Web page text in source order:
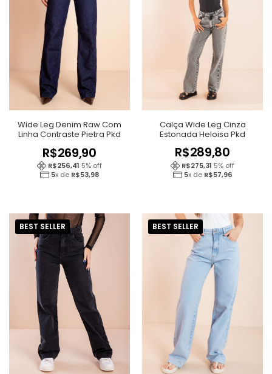
Wide Leg Denim Raw Com
Linha Contraste Pietra Pkd
R$269,90
R$256,41 5% off
5x de R$53,98
Calça Wide Leg Cinza
Estonada Heloisa Pkd
R$289,80
R$275,31 5% off
5x de R$57,96
BEST SELLER BEST SELLER